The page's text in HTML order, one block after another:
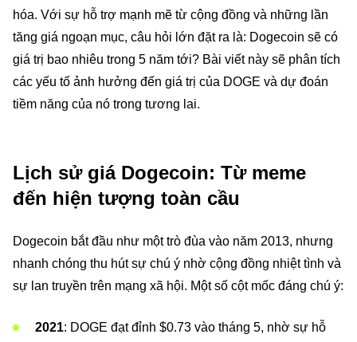
hóa. Với sự hỗ trợ mạnh mẽ từ cộng đồng và những lần
tăng giá ngoạn mục, câu hỏi lớn đặt ra là: Dogecoin sẽ có
giá trị bao nhiêu trong 5 năm tới? Bài viết này sẽ phân tích
các yếu tố ảnh hưởng đến giá trị của DOGE và dự đoán
tiềm năng của nó trong tương lai.
Lịch sử giá Dogecoin: Từ meme
đến hiện tượng toàn cầu
Dogecoin bắt đầu như một trò đùa vào năm 2013, nhưng
nhanh chóng thu hút sự chú ý nhờ cộng đồng nhiệt tình và
sự lan truyền trên mạng xã hội. Một số cột mốc đáng chú ý:
2021: DOGE đạt đỉnh $0.73 vào tháng 5, nhờ sự hỗ